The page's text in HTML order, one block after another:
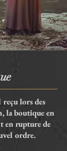
reçu lors des
la boutique en
en rupture de
ordre.